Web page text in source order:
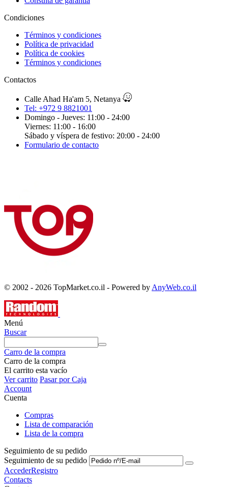
Condiciones
Términos y condiciones
Política de privacidad
Política de cookies
Términos y condiciones
Contactos
Calle Ahad Ha'am 5, Netanya
Tel: +972 9 8821001
Domingo - Jueves: 11:00 - 24:00
Viernes: 11:00 - 16:00
Sábado y víspera de festivo: 20:00 - 24:00
Formulario de contacto
© 2002 - 2026 TopMarket.co.il - Powered by AnyWeb.co.il
Menú
Buscar
Carro de la compra
Carro de la compra
El carrito esta vacío
Ver carrito Pasar por Caja
Account
Cuenta
Compras
Lista de comparación
Lista de la compra
Seguimiento de su pedido
Seguimiento de su pedido
AccederRegistro
Contacts